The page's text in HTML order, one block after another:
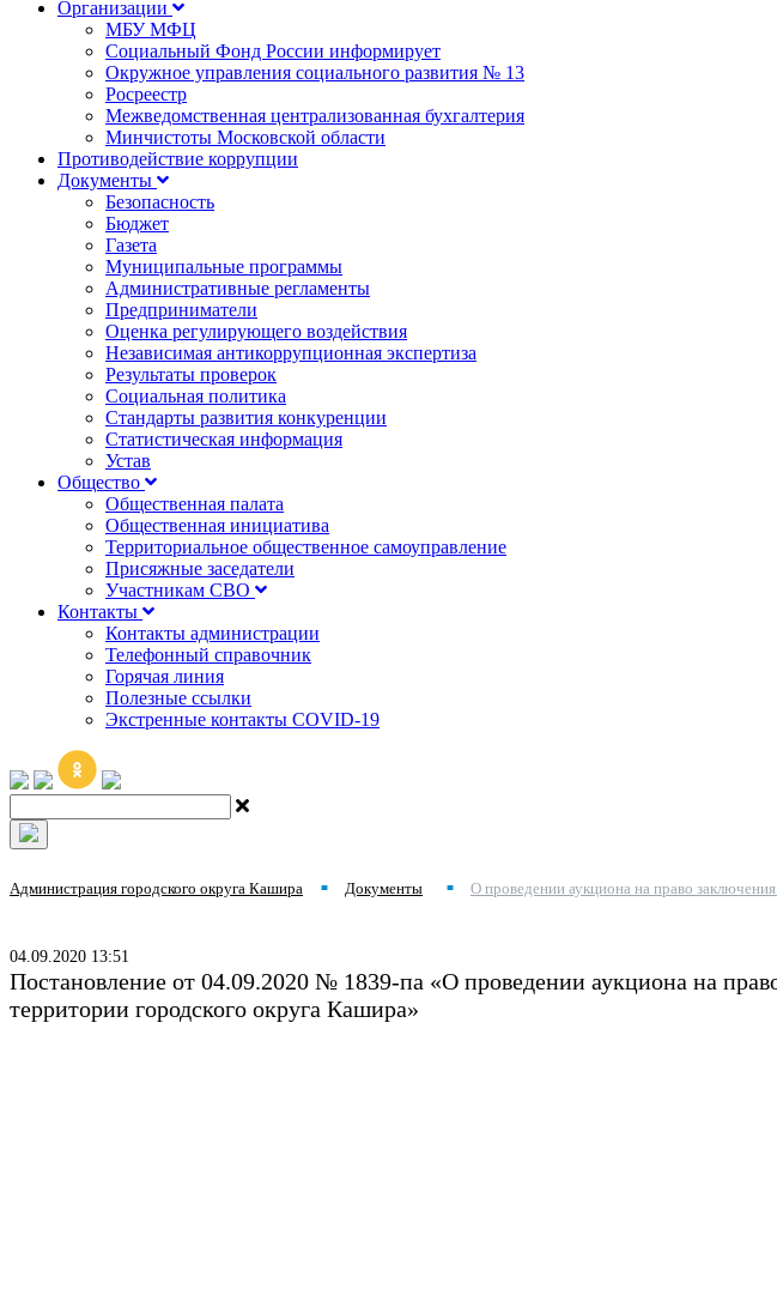
Организации
МБУ МФЦ
Социальный Фонд России информирует
Окружное управления социального развития № 13
Росреестр
Межведомственная централизованная бухгалтерия
Минчистоты Московской области
Противодействие коррупции
Документы
Безопасность
Бюджет
Газета
Муниципальные программы
Административные регламенты
Предприниматели
Оценка регулирующего воздействия
Независимая антикоррупционная экспертиза
Результаты проверок
Социальная политика
Стандарты развития конкуренции
Статистическая информация
Устав
Общество
Общественная палата
Общественная инициатива
Территориальное общественное самоуправление
Присяжные заседатели
Участникам СВО
Контакты
Контакты администрации
Телефонный справочник
Горячая линия
Полезные ссылки
Экстренные контакты COVID-19
Администрация городского округа Кашира ■ Документы ■ О проведении аукциона на право
04.09.2020 13:51
Постановление от 04.09.2020 № 1839-па «О проведении аукциона на
территории городского округа Кашира»